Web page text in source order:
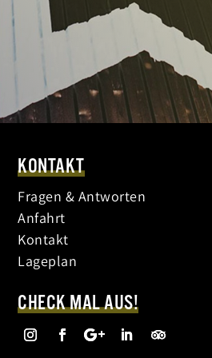
KONTAKT
Fragen & Antworten
Anfahrt
Kontakt
Lageplan
CHECK MAL AUS!